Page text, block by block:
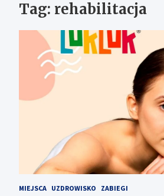
Tag: rehabilitacja
MIEJSCA UZDROWISKO ZABIEGI